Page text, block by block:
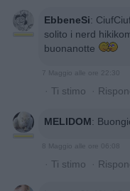
EbbeneSi:
solito i nerd
buonanotte
7 Maggio alle ore 22:30
· Ti stimo ·
MELIDOM:
8 Maggio alle ore 06:08
· Ti stimo ·